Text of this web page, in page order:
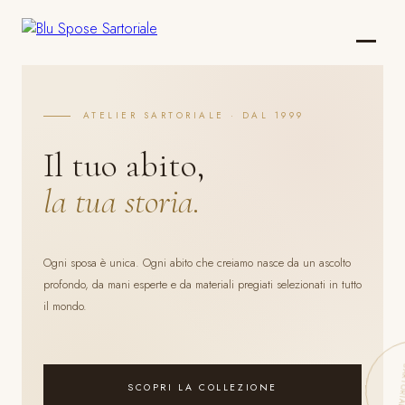
ATELIER SARTORIALE · DAL 1999
Il tuo abito,
la tua storia.
Ogni sposa è unica. Ogni abito che creiamo nasce da un ascolto
profondo, da mani esperte e da materiali pregiati selezionati in tutto
il mondo.
SCOPRI LA COLLEZIONE